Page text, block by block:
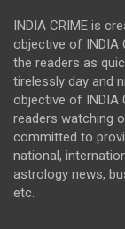
INDIA CRIME is
objective of INDIA
the readers as
tirelessly day and
objective of INDIA
readers watching
committed to
national,
astrology news,
etc.